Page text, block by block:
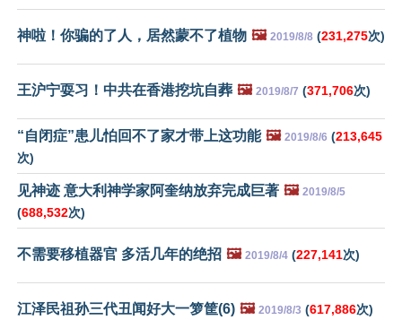
神啦！你骗的了人，居然蒙不了植物 🖼️ 2019/8/8 (231,275次)
王沪宁耍习！中共在香港挖坑自葬 🖼️ 2019/8/7 (371,706次)
“自闭症”患儿怕回不了家才带上这功能 🖼️ 2019/8/6 (213,645
次)
见神迹 意大利神学家阿奎纳放弃完成巨著 🖼️ 2019/8/5
(688,532次)
不需要移植器官 多活几年的绝招 🖼️ 2019/8/4 (227,141次)
江泽民祖孙三代丑闻好大一箩筐(6) 🖼️ 2019/8/3 (617,886次)